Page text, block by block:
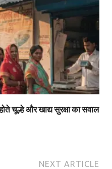
चूल्हे और खाद्य सुरक्षा का सवाल
NEXT ARTICLE